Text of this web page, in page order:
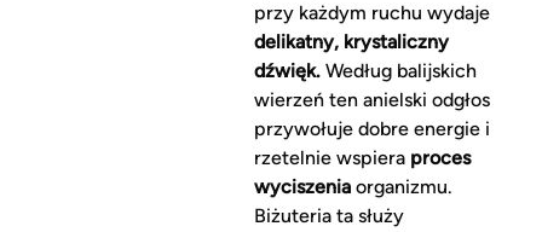
przy każdym ruchu wydaje
delikatny, krystaliczny
dźwięk.Według balijskich
wierzeń ten anielski odgłos
przywołuje dobre energie i
rzetelnie wspiera proces
wyciszeniaorganizmu.
Biżuteria ta służy